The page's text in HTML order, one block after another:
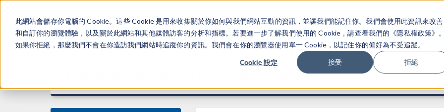
此網站會儲存你電腦的 Cookie。這些 Cookie 是用來收集關於你如何與我們網站互動的資訊，並讓我們能記住你。我們會使用此資訊來改善
和自訂你的瀏覽體驗，以及關於此網站和其他媒體訪客的分析和指標。若要進一步了解我們使用的 Cookie，請查看我們的《隱私權政策》
如果你拒絕，那麼我們不會在你造訪我們網站時追蹤你的資訊。我們會在你的瀏覽器使用單一 Cookie，以記住你的偏好為不受追蹤。
Cookie 設定 接受 拒絕
产品 行业应用